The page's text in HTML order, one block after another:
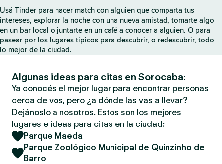
r
Usá Tinder para hacer match con alguien que comparta tus
intereses, explorar la noche con una nueva amistad, tomarte algo
en un bar local o juntarte en un café a conocer a alguien. O para
pasear por los lugares típicos para descubrir, o redescubrir, todo
lo mejor de la ciudad.
Algunas ideas para citas en Sorocaba:
Ya conocés el mejor lugar para encontrar personas
cerca de vos, pero ¿a dónde las vas a llevar?
Dejánoslo a nosotros. Estos son los mejores
lugares e ideas para citas en la ciudad:
Parque Maeda
Parque Zoológico Municipal de Quinzinho de
Barro